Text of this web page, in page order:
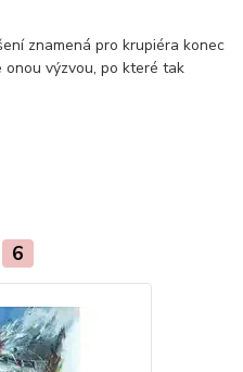
znamená pro krupiéra konec
onou výzvou, po které tak
6